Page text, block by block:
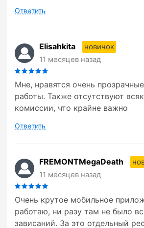
Ответить
Elisahkita
новичок
11 месяцев назад
Мне, нравятся очень
работы. Также отсутствуют
комиссии, что крайне важно
Ответить
FREMONTMegaDeath
11 месяцев назад
Очень крутое мобильное
работаю, ни разу там не было
зависаний. За это отдельный